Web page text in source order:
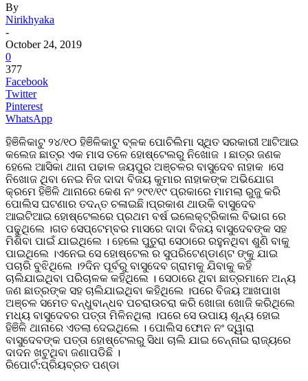
By
Nirikhyaka
-
October 24, 2019
0
377
Facebook
Twitter
Pinterest
WhatsApp
ହିଞିଳିକାଟୁ ୨୪/୧୦ ହିଞିଳିକାଟୁ ବ୍ଳକ ପୋଚିଲିମା ସ୍ଥିତ ସରକାରୀ ଆଟିଆଇ
କଲେଜ ଛାତ୍ର ଏକ ମାସ ତଳେ ହୋଷ୍ଟେଲରୁ ନିଖୋଜ । ଛାତ୍ର ଜଣକ
ହେଲେ ଆସିକା ଥାନା ପଢାଳ ଜୟପୁର ଅଞ୍ଚଳର ବାସୁଦେବ ନାହାକ ।ସେ
ନିଖୋଜ ଥିବା ନେଇ ନିଜ ଦାଦା ବିଜୟ କୁମାର ନାହାକଙ୍କ ଅଭିଯୋଗ
କ୍ରମେ ହିଞିଳି ଥାନାରେ କେଶ ନଂ ୨୯୧/୧୯ ପ୍ରକାରେ ମାମଲା ରୁଜୁ କରି
ପୋଲିସ ଘଟଣାର ତଦନ୍ତ ଚଳାଇଛି।ପ୍ରକାଶ ଥାଉକି ବାସୁଦେବ
ଆଇଟିଆଇ ହୋଷ୍ଟେଲରେ ପ୍ରଥମ ବର୍ଷ ଇଲେକ୍ଟ୍ରିକାଲ ବିଭାଗ ରେ
ପଢୁଥିଲେ ।ଗତ ସେପ୍ଟେମ୍ବର ମାସରେ ଦାଦା ବିଜୟ ବାସୁଦେବଙ୍କ ସହ
ମିଶିବା ପାଇଁ ଯାଇଥିଲେ । ହେଲେ ପୁତୁରା ସେଠାରେ ରହୁନଥିବା ଶୁଣି ବାକୁ
ପାଇଥିଲେ ।ଏନେଇ ସେ ହୋଷ୍ଟେଲ ର ସୁପରିଟେଣ୍ଡାଣ୍ଟ ଙ୍କୁ ଯାଇ
ପଚାରି ବୁଝିଥିଲେ ।୨ଦିନ ପୂର୍ବରୁ ବାସୁଦେବ ଗ୍ରାମକୁ ଯିବାକୁ କହି
ଚାଲିଯାଇଥିବା ପରିଚାଳକ କହିଥିଲେ । ସେଠାରେ ଥିବା ଛାତ୍ରମାନେ ଅନ୍ୟ
ଜଣ ଛାତ୍ରଙ୍କ ସହ ଚାଲିଯାଇଥିବା କହିଥିଲେ ।ପରେ ବିଜୟ ଆଖପାଖ
ଅଞ୍ଚଳ ସମେତ ବନ୍ଧୁବାନ୍ଧବ ପଚରାଉଚରା କରି ଖୋଜା ଖୋଜି କରିଥିଲେ
ମଧ୍ୟ ବାସୁଦେବର ପତ୍ତା ମିଳିନଥିଲା ।ପରେ ସେ ଉପାୟ ଶୂନ୍ୟ ହୋଇ
ହିଞିଳି ଥାନାରେ ଏତଲା ଦେଇଥିଲେ । ପୋଲିସ ଫୋନ ନଂ ଦ୍ୱାରା
ବାସୁଦେବଙ୍କ ପତ୍ତା ହୋଷ୍ଟେଲରୁ ସିଧା ଚାଲି ଯାଇ ଚେନ୍ନାଇ ରାଜ୍ୟରେ
ଦାଦନ ଖଟୁଥିବା ଜଣାପଡିଛି ।
ରିପୋର୍ଟ:ପ୍ରିୟବ୍ରତ ପଣ୍ଡା